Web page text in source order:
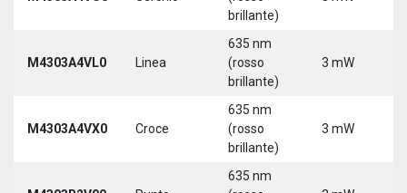
brillante)
M4303A4VL0 Linea
635 nm
(rosso
brillante)
3 mW
M4303A4VX0 Croce
635 nm
(rosso
brillante)
3 mW
635 nm